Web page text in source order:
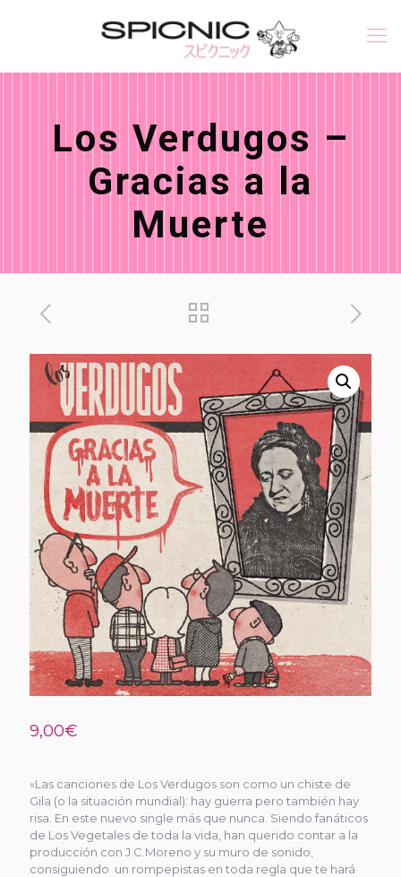
Los Verdugos –
Gracias a la
Muerte
9,00€
«Las canciones de Los Verdugos son como un chiste de
Gila (o la situación mundial): hay guerra pero también hay
risa. En este nuevo single más que nunca. Siendo fanáticos
de Los Vegetales de toda la vida, han querido contar a la
producción con J.C.Moreno y su muro de sonido,
consiguiendo un rompepistas en toda regla que te hará